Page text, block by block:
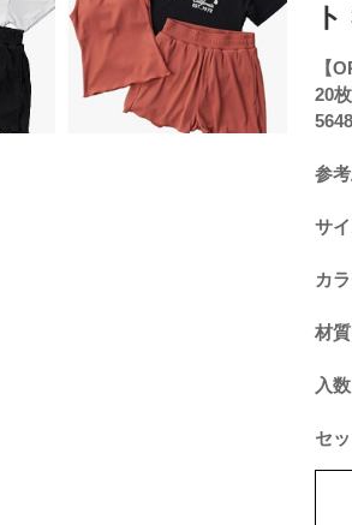
【
20
参
サ
カ
材
入
セ